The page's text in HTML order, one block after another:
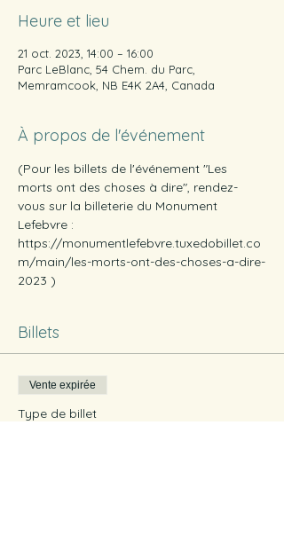
Heure et lieu
21 oct. 2023, 14:00 – 16:00
Parc LeBlanc, 54 Chem. du Parc,
Memramcook, NB E4K 2A4, Canada
À propos de l'événement
(Pour les billets de l'événement "Les
morts ont des choses à dire", rendez-
vous sur la billeterie du Monument
Lefebvre :
https://monumentlefebvre.tuxedobillet.co
m/main/les-morts-ont-des-choses-a-dire-
2023 )
Billets
Vente expirée
Type de billet